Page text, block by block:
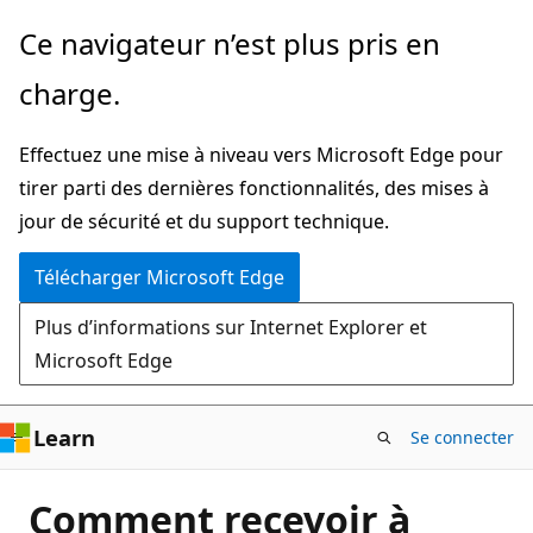
Passer
directement
au
principal
Ce navigateur n’est plus pris en
charge.
Effectuez une mise à niveau vers Microsoft Edge pour
tirer parti des dernières fonctionnalités, des mises à
jour de sécurité et du support technique.
Télécharger Microsoft Edge
Plus d’informations sur Internet Explorer et
Microsoft Edge
Learn Se connecter
Comment recevoir à